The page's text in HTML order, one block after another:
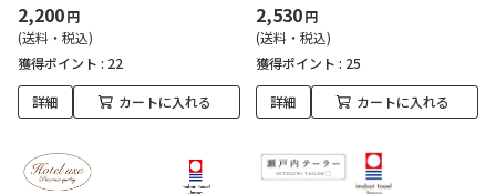
2,200円
(送料・税込)
獲得ポイント : 22
詳細 カートに入れる
2,530円
(送料・税込)
獲得ポイント : 25
詳細 カートに入れる